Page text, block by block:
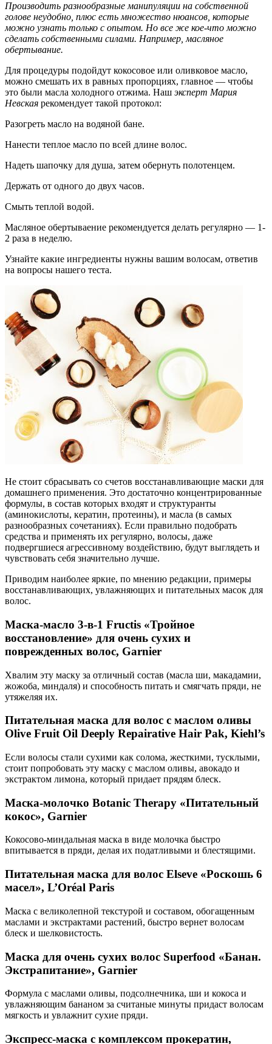
Производить разнообразные манипуляции на собственной
голове неудобно, плюс есть множество нюансов, которые
можно узнать только с опытом. Но все же кое-что можно
сделать собственными силами. Например, масляное
обертывание.
Для процедуры подойдут кокосовое или оливковое масло,
можно смешать их в равных пропорциях, главное — чтобы
это были масла холодного отжима. Наш эксперт Мария
Невская рекомендует такой протокол:
Разогреть масло на водяной бане.
Нанести теплое масло по всей длине волос.
Надеть шапочку для душа, затем обернуть полотенцем.
Держать от одного до двух часов.
Смыть теплой водой.
Масляное обертываение рекомендуется делать регулярно — 1-
2 раза в неделю.
Узнайте какие ингредиенты нужны вашим волосам, ответив
на вопросы нашего теста.
Не стоит сбрасывать со счетов восстанавливающие маски для
домашнего применения. Это достаточно концентрированные
формулы, в состав которых входят и структуранты
(аминокислоты, кератин, протеины), и масла (в самых
разнообразных сочетаниях). Если правильно подобрать
средства и применять их регулярно, волосы, даже
подвергшиеся агрессивному воздействию, будут выглядеть и
чувствовать себя значительно лучше.
Приводим наиболее яркие, по мнению редакции, примеры
восстанавливающих, увлажняющих и питательных масок для
волос.
Маска-масло 3-в-1 Fructis «Тройное
восстановление» для очень сухих и
поврежденных волос, Garnier
Хвалим эту маску за отличный состав (масла ши, макадамии,
жожоба, миндаля) и способность питать и смягчать пряди, не
утяжеляя их.
Питательная маска для волос с маслом оливы
Olive Fruit Oil Deeply Repairative Hair Pak, Kiehl’s
Если волосы стали сухими как солома, жесткими, тусклыми,
стоит попробовать эту маску с маслом оливы, авокадо и
экстрактом лимона, который придает прядям блеск.
Маска-молочко Botanic Therapy «Питательный
кокос», Garnier
Кокосово-миндальная маска в виде молочка быстро
впитывается в пряди, делая их податливыми и блестящими.
Питательная маска для волос Elseve «Роскошь 6
масел», L’Oréal Paris
Маска с великолепной текстурой и составом, обогащенным
маслами и экстрактами растений, быстро вернет волосам
блеск и шелковистость.
Маска для очень сухих волос Superfood «Банан.
Экстрапитание», Garnier
Формула с маслами оливы, подсолнечника, ши и кокоса и
увлажняющим бананом за считаные минуты придаст волосам
мягкость и увлажнит сухие пряди.
Экспресс-маска с комплексом прокератин,